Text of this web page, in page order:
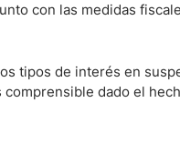
con las medidas
tipos de interés en
dado el